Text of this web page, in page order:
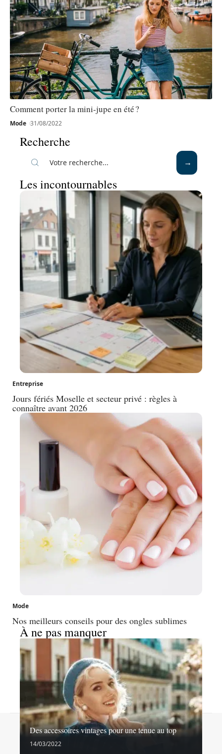
Comment porter la mini-jupe en été ?
Mode 31/08/2022
Recherche
Les incontournables
Entreprise
Jours fériés Moselle et secteur privé : règles à
connaître avant 2026
Mode
Nos meilleurs conseils pour des ongles sublimes
À ne pas manquer
Des accessoires vintages pour une tenue au top
14/03/2022
Contact Mentions légales Sitemap